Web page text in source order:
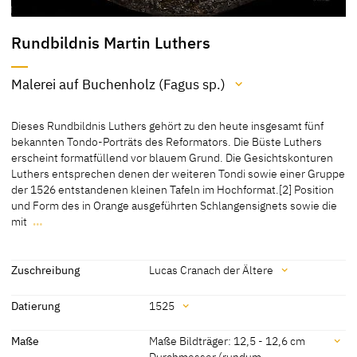
Rundbildnis Martin Luthers
Malerei auf Buchenholz (Fagus sp.)
Malerei auf Buchenholz (Fagus sp.)
[Klein, Bericht 2020]
Dieses Rundbildnis Luthers gehört zu den heute insgesamt fünf
bekannten Tondo-Porträts des Reformators. Die Büste Luthers
erscheint formatfüllend vor blauem Grund. Die Gesichtskonturen
Luthers entsprechen denen der weiteren Tondi sowie einer Gruppe
der 1526 entstandenen kleinen Tafeln im Hochformat.[2] Position
und Form des in Orange ausgeführten Schlangensignets sowie die
mit …
erscheint formatfüllend vor blauem Grund. Die Gesichtskonturen
der 1526 entstandenen kleinen Tafeln im Hochformat.
und Form des in Orange ausgeführten Schlangensignets sowie die
ebenfalls den anderen Tondi. Unikal ist die darüber angebrachte
Zuschreibung Lucas Cranach der Ältere
Zuschreibung
27] [Ausst.-Kat. Lübeck 2021, Nr. 1]
Datierung 1525
Datierung
Maße
Maße Bildträger: 12,5 - 12,6 cm